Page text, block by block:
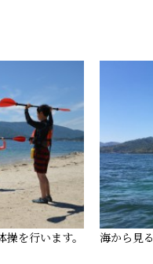
を行います。 海から見